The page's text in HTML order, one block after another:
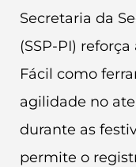
Secretaria da
(SSP-PI)
Fácil como
agilidade no
durante as
permite o